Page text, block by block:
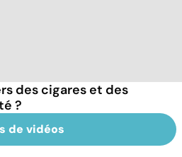
des cigares et des
?
de vidéos